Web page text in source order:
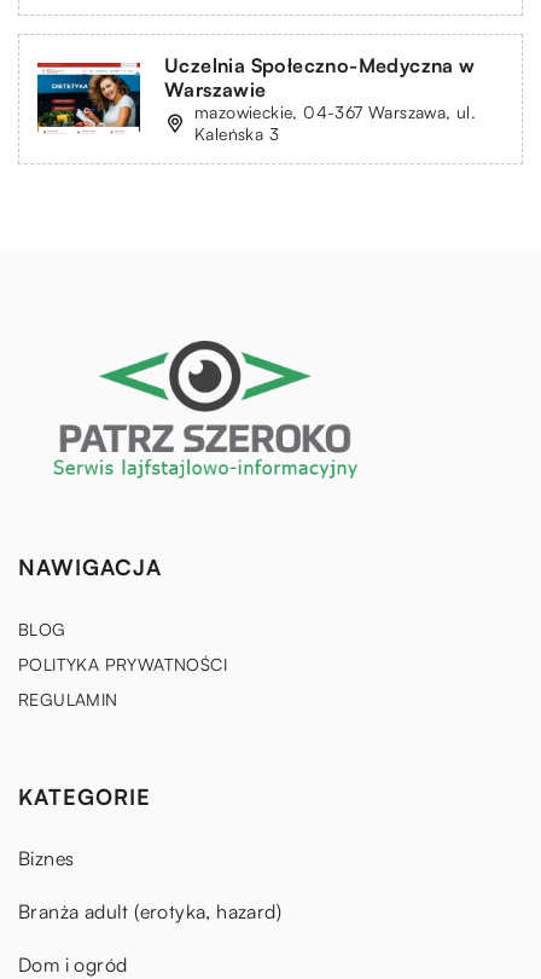
Uczelnia Społeczno-Medyczna w
Warszawie
mazowieckie, 04-367 Warszawa, ul.
Kaleńska 3
NAWIGACJA
BLOG
POLITYKA PRYWATNOŚCI
REGULAMIN
KATEGORIE
Biznes
Branża adult (erotyka, hazard)
Dom i ogród